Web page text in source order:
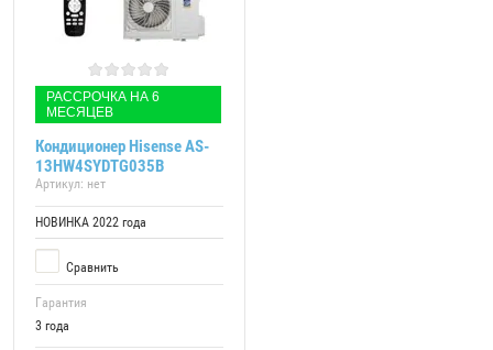
РАССРОЧКА НА 6
МЕСЯЦЕВ
Кондиционер Hisense AS-
13HW4SYDTG035В
Артикул: нет
НОВИНКА 2022 года
Сравнить
Гарантия
3 года